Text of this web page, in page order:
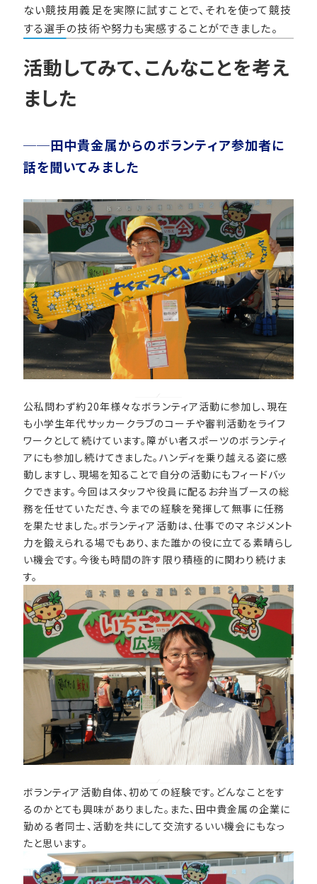
ない競技用義足を実際に試すことで、それを使って競技
する選手の技術や努力も実感することができました。
活動してみて、こんなことを考え
ました
──田中貴金属からのボランティア参加者に
話を聞いてみました
公私問わず約20年様々なボランティア活動に参加し、現在
も小学生年代サッカークラブのコーチや審判活動をライフ
ワークとして続けています。障がい者スポーツのボランティ
アにも参加し続けてきました。ハンディを乗り越える姿に感
動しますし、現場を知ることで自分の活動にもフィードバッ
クできます。今回はスタッフや役員に配るお弁当ブースの総
務を任せていただき、今までの経験を発揮して無事に任務
を果たせました。ボランティア活動は、仕事でのマネジメント
力を鍛えられる場でもあり、また誰かの役に立てる素晴らし
い機会です。今後も時間の許す限り積極的に関わり続けま
す。
ボランティア活動自体、初めての経験です。どんなことをす
るのかとても興味がありました。また、田中貴金属の企業に
勤める者同士、活動を共にして交流するいい機会にもなっ
たと思います。